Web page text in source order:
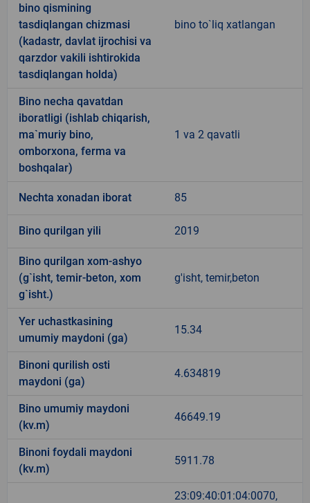
bino qismining
tasdiqlangan chizmasi
(kadastr, davlat ijrochisi va
qarzdor vakili ishtirokida
tasdiqlangan holda)
bino to`liq xatlangan
Bino necha qavatdan
iboratligi (ishlab chiqarish,
ma`muriy bino,
omborxona, ferma va
boshqalar)
1 va 2 qavatli
Nechta xonadan iborat 85
Bino qurilgan yili 2019
Bino qurilgan xom-ashyo
(g`isht, temir-beton, xom
g`isht.)
g'isht, temir,beton
Yer uchastkasining
umumiy maydoni (ga)
15.34
Binoni qurilish osti
maydoni (ga)
4.634819
Bino umumiy maydoni
(kv.m)
46649.19
Binoni foydali maydoni
(kv.m)
5911.78
23:09:40:01:04:0070,